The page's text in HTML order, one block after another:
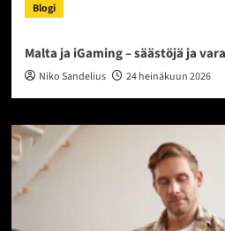
Blogi
Malta ja iGaming – säästöjä ja
Niko Sandelius 24 heinäkuun 2026